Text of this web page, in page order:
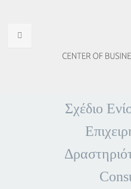
WHO ARE WE
WHY CHOOSE US
PORTFOLIO
Σχέδιο